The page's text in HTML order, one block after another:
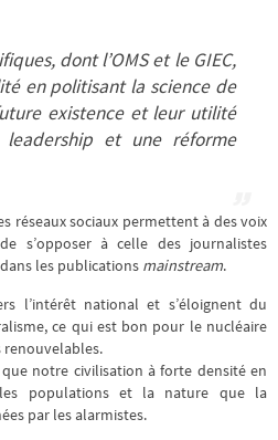
dont l’OMS et le GIEC,
en politisant la science de
existence et leur utilité
et une réforme
réseaux sociaux permettent à des voix
s’opposer à celle des journalistes
les publications mainstream.
l’intérêt national et s’éloignent du
ce qui est bon pour le nucléaire
renouvelables.
notre civilisation à forte densité en
populations et la nature que la
par les alarmistes.